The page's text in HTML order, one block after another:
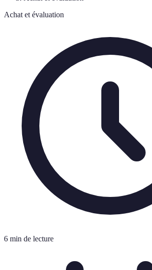
Achat et évaluation
6 min de lecture